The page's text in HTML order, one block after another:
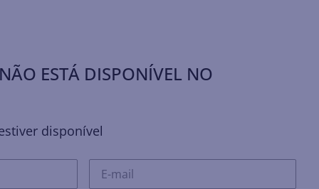
ESTÁ DISPONÍVEL NO
disponível